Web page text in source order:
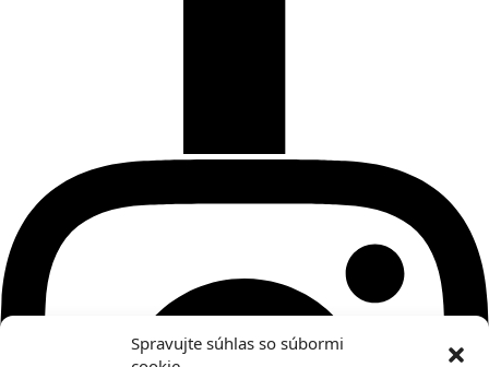
Spravujte súhlas so súbormi